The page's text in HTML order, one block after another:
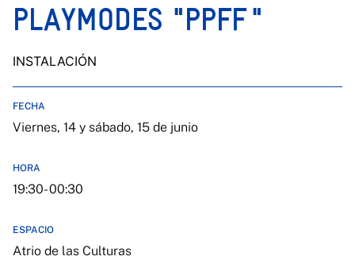
PLAYMODES "PPFF "
INSTALACIÓN
FECHA
Viernes, 14 y sábado, 15 de junio
HORA
19:30- 00:30
ESPACIO
Atrio de las Culturas